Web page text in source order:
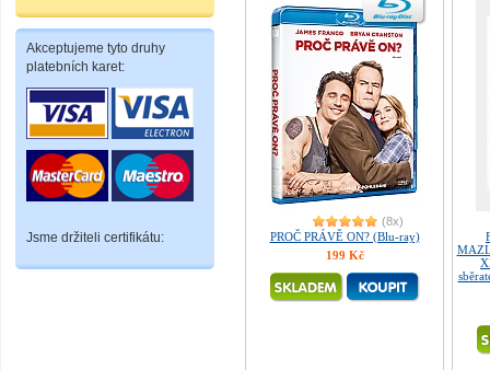
Akceptujeme tyto druhy
platebních karet:
Jsme držiteli certifikátu:
(8x)
PROČ PRÁVĚ ON? (Blu-ray)
199 Kč